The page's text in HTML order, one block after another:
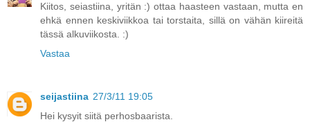
Kiitos, seiastiina, yritän :) ottaa haasteen vastaan, mutta en
ehkä ennen keskiviikkoa tai torstaita, sillä on vähän kiireitä
tässä alkuviikosta. :)
Vastaa
seijastiina 27/3/11 19:05
Hei kysyit siitä perhosbaarista.